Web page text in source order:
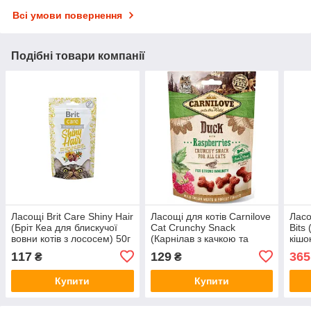
Всі умови повернення
Подібні товари компанії
Ласощі Brit Care Shiny Hair
(Бріт Кеа для блискучої
вовни котів з лососем) 50г
117 ₴
Купити
Ласощі для котів Carnilove
Cat Crunchy Snack
(Карнілав з качкою та
129₴
Купити
Bits